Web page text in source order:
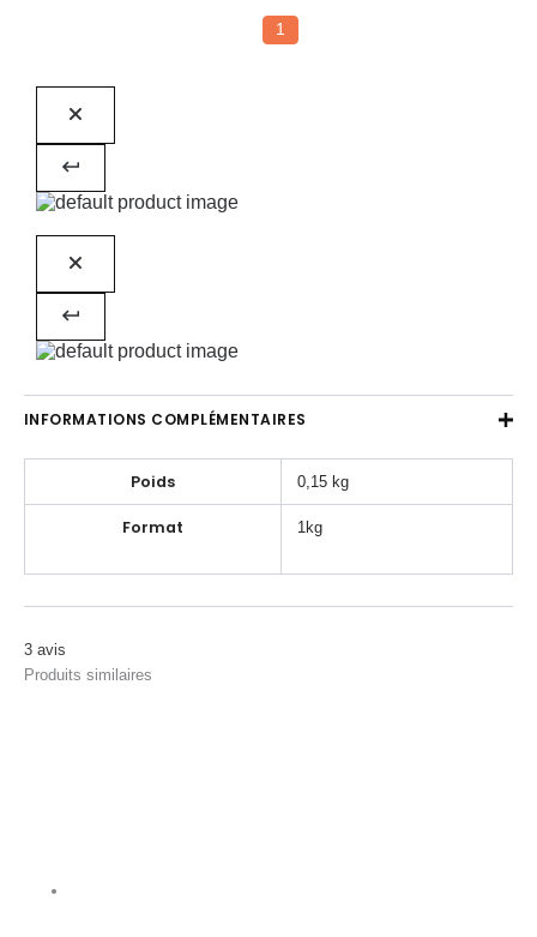
1
INFORMATIONS COMPLÉMENTAIRES
Poids 0,15 kg
Format 1kg
3 avis
Produits similaires